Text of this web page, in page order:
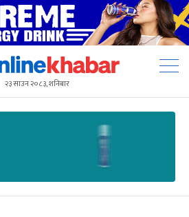
२३ साउन २०८३, शनिबार